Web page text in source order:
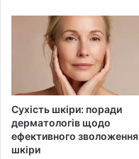
Сухість шкіри: поради
дерматологів щодо
ефективного зволоження
шкіри